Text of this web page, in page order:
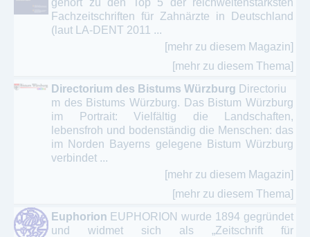
gehört zu den Top 5 der reichweitenstärksten
Fachzeitschriften für Zahnärzte in Deutschland
(laut LA-DENT 2011 ...
[mehr zu diesem Magazin]
[mehr zu diesem Thema]
Directorium des Bistums Würzburg Directoriu
m des Bistums Würzburg. Das Bistum Würzburg
im Portrait: Vielfältig die Landschaften,
lebensfroh und bodenständig die Menschen: das
im Norden Bayerns gelegene Bistum Würzburg
verbindet ...
[mehr zu diesem Magazin]
[mehr zu diesem Thema]
Euphorion EUPHORION wurde 1894 gegründet
und widmet sich als „Zeitschrift für